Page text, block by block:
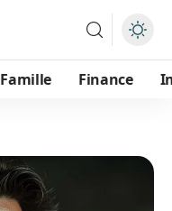
Famille Finance